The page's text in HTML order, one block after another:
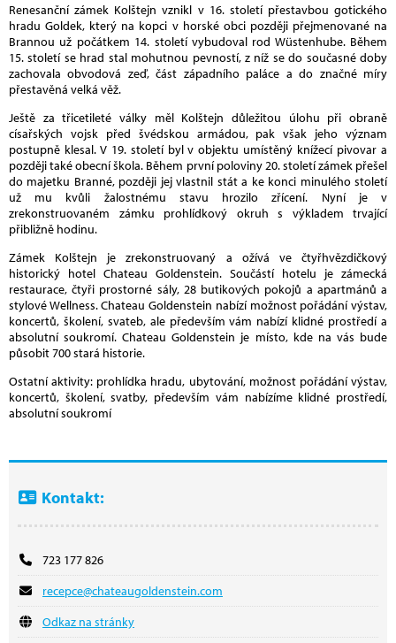
Renesanční zámek Kolštejn vznikl v 16. století přestavbou gotického
hradu Goldek, který na kopci v horské obci později přejmenované na
Brannou už počátkem 14. století vybudoval rod Wüstenhube. Během
15. století se hrad stal mohutnou pevností, z níž se do současné doby
zachovala obvodová zeď, část západního paláce a do značné míry
přestavěná velká věž.
Ještě za třicetileté války měl Kolštejn důležitou úlohu při obraně
císařských vojsk před švédskou armádou, pak však jeho význam
postupně klesal. V 19. století byl v objektu umístěný knížecí pivovar a
později také obecní škola. Během první poloviny 20. století zámek přešel
do majetku Branné, později jej vlastnil stát a ke konci minulého století
už mu kvůli žalostnému stavu hrozilo zřícení. Nyní je v
zrekonstruovaném zámku prohlídkový okruh s výkladem trvající
přibližně hodinu.
Zámek Kolštejn je zrekonstruovaný a ožívá ve čtyřhvězdičkový
historický hotel Chateau Goldenstein. Součástí hotelu je zámecká
restaurace, čtyři prostorné sály, 28 butikových pokojů a apartmánů a
stylové Wellness. Chateau Goldenstein nabízí možnost pořádání výstav,
koncertů, školení, svateb, ale především vám nabízí klidné prostředí a
absolutní soukromí. Chateau Goldenstein je místo, kde na vás bude
působit 700 stará historie.
Ostatní aktivity: prohlídka hradu, ubytování, možnost pořádání výstav,
koncertů, školení, svatby, především vám nabízíme klidné prostředí,
absolutní soukromí
Kontakt:
723 177 826
recepce@chateaugoldenstein.com
Odkaz na stránky